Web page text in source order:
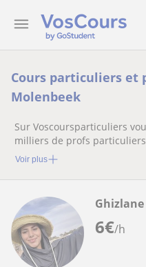
Cours particuliers et
Molenbeek
Sur Voscoursparticuliers
milliers de profs
particuliers
Voir plus
6€/h
Ghizlane